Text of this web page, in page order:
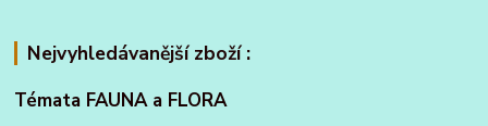
Nejvyhledávanější zboží :
Témata FAUNA a FLORA